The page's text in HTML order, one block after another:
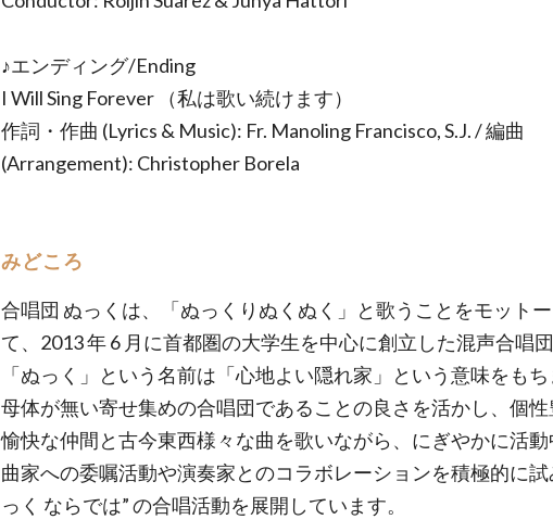
♪エンディング/Ending
I Will Sing Forever （私は歌い続けます）
作詞・作曲 (Lyrics & Music): Fr. Manoling Francisco, S.J. / 編曲
(Arrangement): Christopher Borela
みどころ
合唱団 ぬっくは、「ぬっくりぬくぬく」と歌うことをモット
て、2013 年 6 月に首都圏の大学生を中心に創立した混声合唱団
「ぬっく」という名前は「心地よい隠れ家」という意味をもち
母体が無い寄せ集めの合唱団であることの良さを活かし、個
愉快な仲間と古今東西様々な曲を歌いながら、にぎやかに活
曲家への委嘱活動や演奏家とのコラボレーションを積極的に試
っく ならでは” の合唱活動を展開しています。